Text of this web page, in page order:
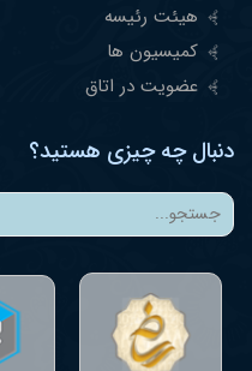
هیئت رئیسه
کمیسیون ها
عضویت در اتاق
دنبال چه چیزی هستید؟